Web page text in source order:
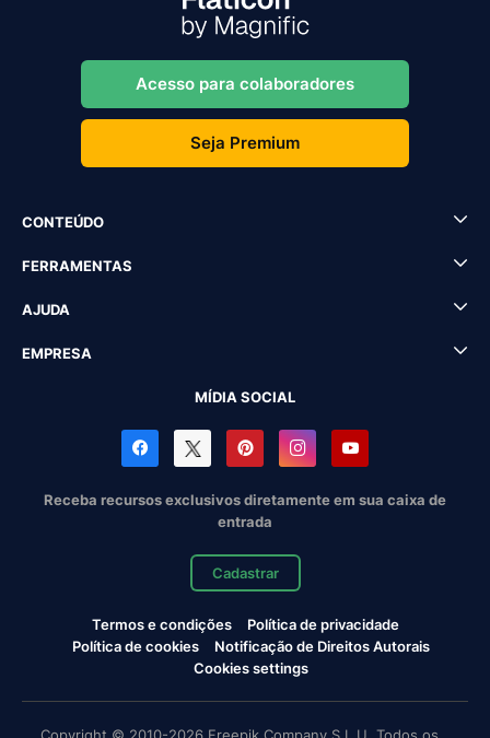
Acesso para colaboradores
Seja Premium
CONTEÚDO
FERRAMENTAS
AJUDA
EMPRESA
MÍDIA SOCIAL
Receba recursos exclusivos diretamente em sua caixa de
entrada
Cadastrar
Termos e condições
Política de privacidade
Política de cookies
Notificação de Direitos Autorais
Cookies settings